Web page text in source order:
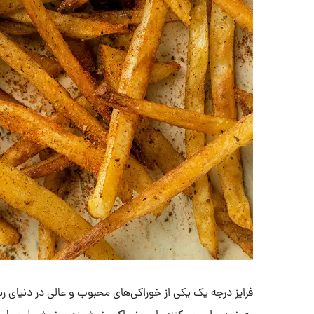
فرایز درجه یک یکی از خوراکی‌های محبوب و عالی در